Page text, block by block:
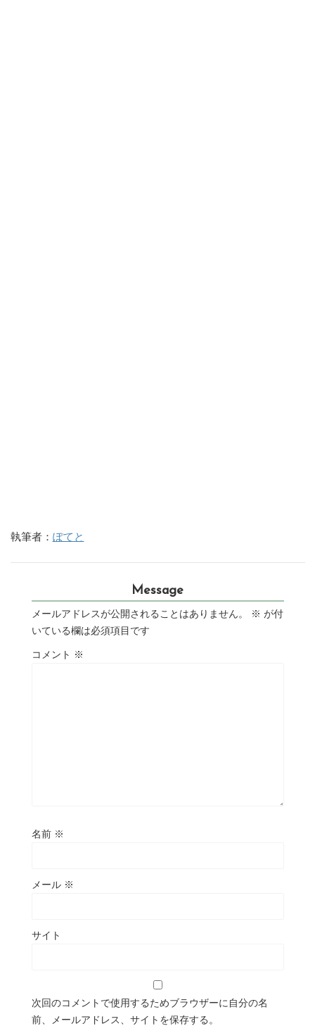
執筆者： ぽてと
Message
メールアドレスが公開されることはありません。 ※ が付
いている欄は必須項目です
コメント ※
名前 ※
メール ※
サイト
次回のコメントで使用するためブラウザーに自分の名
前、メールアドレス、サイトを保存する。